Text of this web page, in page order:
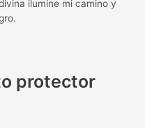
ilumine mi camino y
protector